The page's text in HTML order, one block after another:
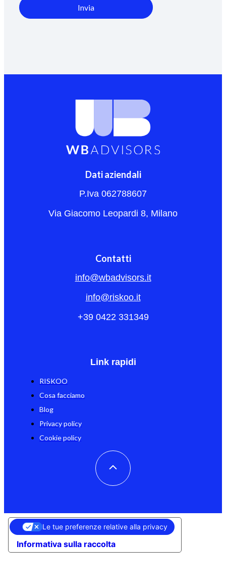
Invia
Dati aziendali
P.Iva 062788607
Via Giacomo Leopardi 8, Milano
Contatti
info@wbadvisors.it
info@riskoo.it
+39 0422 331349
Link rapidi
RISKOO
Cosa facciamo
Blog
Privacy policy
Cookie policy
Informativa sulla raccolta
Le tue preferenze relative alla privacy